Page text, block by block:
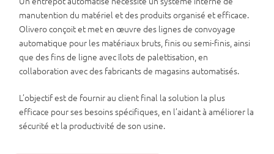
manutention du matériel et des produits organisé et efficace.
Olivero conçoit et met en œuvre des lignes de convoyage
automatique pour les matériaux bruts, finis ou semi-finis, ainsi
que des fins de ligne avec îlots de palettisation, en
collaboration avec des fabricants de magasins automatisés.
L’objectif est de fournir au client final la solution la plus
efficace pour ses besoins spécifiques, en l’aidant à améliorer la
sécurité et la productivité de son usine.